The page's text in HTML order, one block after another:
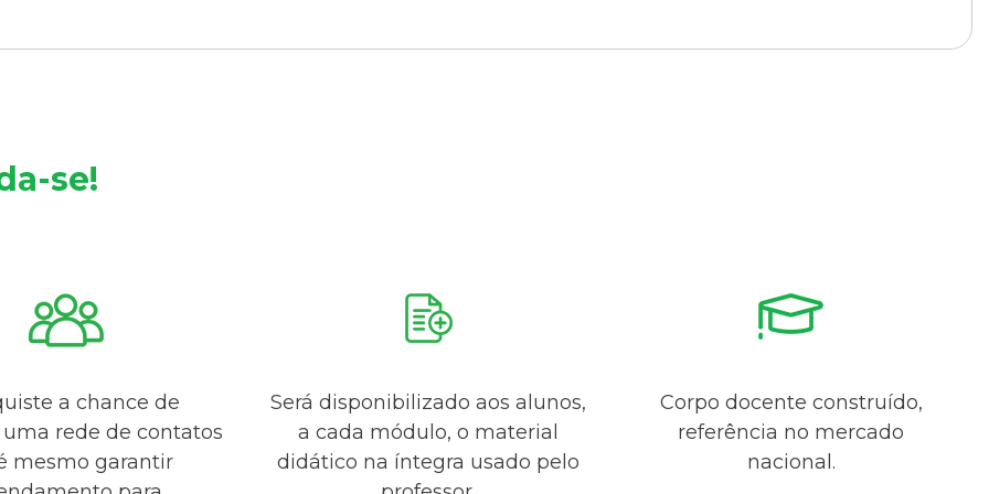
se!
a chance de
rede de contatos
mesmo garantir
Será disponibilizado aos alunos,
a cada módulo, o material
didático na íntegra usado pelo
Corpo docente construído,
referência no mercado
nacional.